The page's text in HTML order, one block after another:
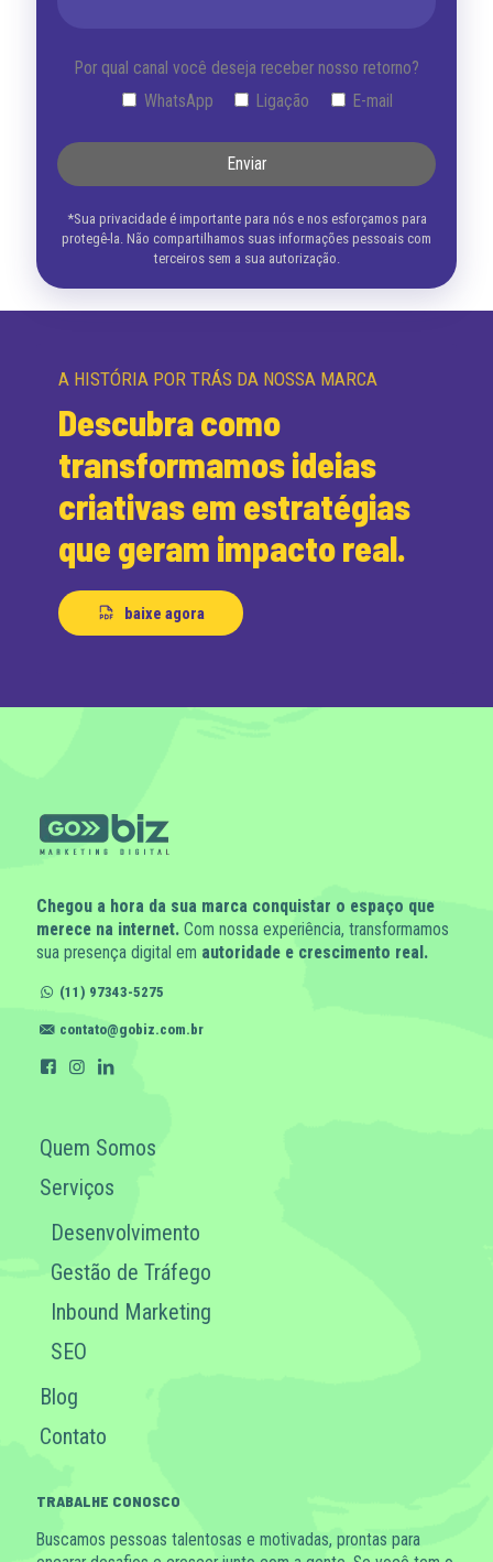
Por qual canal você deseja receber nosso retorno?
WhatsApp
Ligação E-mail
*Sua privacidade é importante para nós e nos esforçamos para
protegê-la. Não compartilhamos suas informações pessoais com
terceiros sem a sua autorização.
A HISTÓRIA POR TRÁS DA NOSSA MARCA
Descubra como
transformamos ideias
criativas em estratégias
que geram impacto real.
baixe agora
Chegou a hora da sua marca conquistar o espaço que
merece na internet. Com nossa experiência, transformamos
sua presença digital em autoridade e crescimento real.
(11) 97343-5275
contato@gobiz.com.br
Quem Somos
Serviços
Desenvolvimento
Gestão de Tráfego
Inbound Marketing
SEO
Blog
Contato
TRABALHE CONOSCO
Buscamos pessoas talentosas e motivadas, prontas para